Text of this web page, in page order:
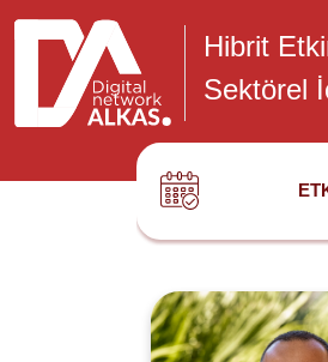
Hibrit
Sektörel